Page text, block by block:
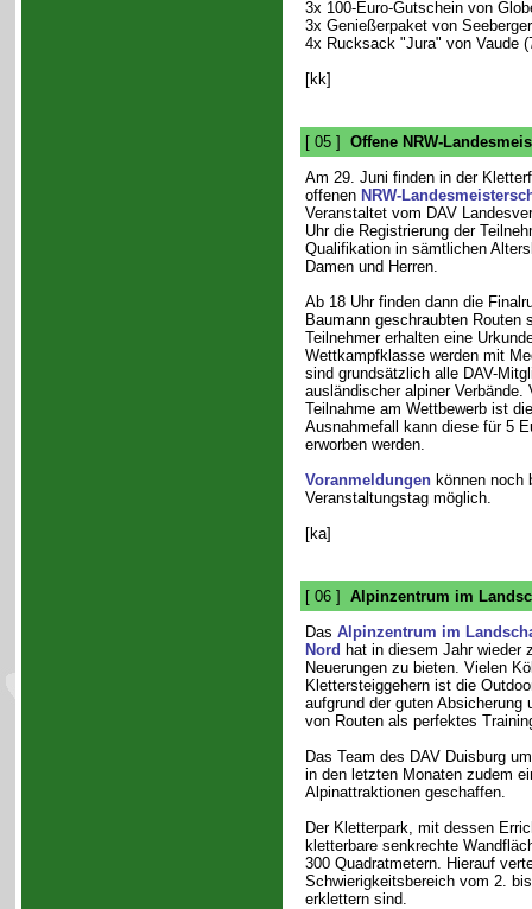
3x 100-Euro-Gutschein von
3x Genießerpaket von
4x Rucksack "Jura" von Vaude
[kk]
[ 05 ] Offene NRW-
Am 29. Juni finden in der
offenen NRW-
Veranstaltet vom DAV
Uhr die Registrierung der
Qualifikation in sämtlichen
Damen und Herren.
Ab 18 Uhr finden dann die
Baumann geschraubten Routen
Teilnehmer erhalten eine
Wettkampfklasse werden mit
sind grundsätzlich alle DAV-
ausländischer alpiner Verbände.
Teilnahme am Wettbewerb ist
Ausnahmefall kann diese für 5
erworben werden.
Voranmeldungenkönnen noch
Veranstaltungstag möglich.
[ka]
[ 06 ] Alpinzentrum im
Das Alpinzentrum im
Nord hat in diesem Jahr wieder
Neuerungen zu bieten. Vielen
Klettersteiggehern ist die
aufgrund der guten Absicherung
von Routen als perfektes
Das Team des DAV Duisburg
in den letzten Monaten zudem
Alpinattraktionen geschaffen.
Der Kletterpark, mit dessen
kletterbare senkrechte
300 Quadratmetern. Hierauf
Schwierigkeitsbereich vom 2.
erklettern sind.